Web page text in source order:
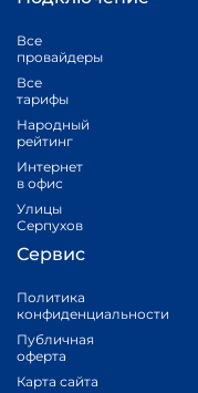
Все
провайдеры
Все
тарифы
Народный
рейтинг
Интернет
в офис
Улицы
Серпухов
Сервис
Политика
конфиденциальности
Публичная
оферта
Карта сайта